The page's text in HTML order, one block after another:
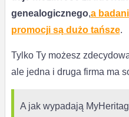
genealogicznego,a
promocji są dużo tańsze.
Tylko Ty możesz
ale jedna i druga firma ma
A jak wypadają